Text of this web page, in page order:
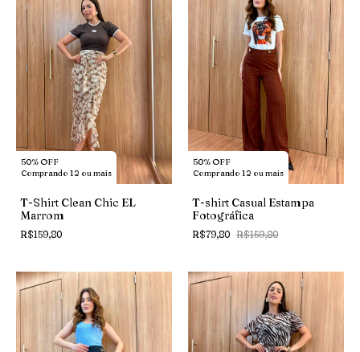
50% OFF
Comprando 12 ou mais
T-Shirt Clean Chic EL
Marrom
R$159,80
50% OFF
Comprando 12 ou mais
T-shirt Casual Estampa
Fotográfica
R$79,80 R$159,80